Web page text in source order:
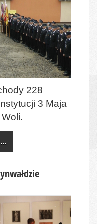
228
3 Maja